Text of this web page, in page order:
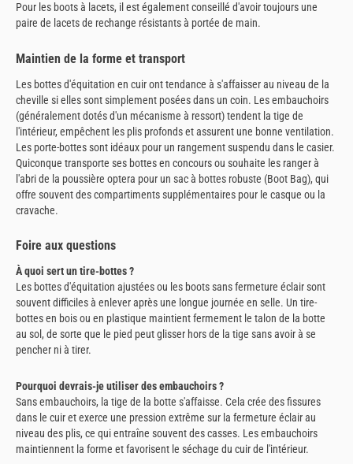
Pour les boots à lacets, il est également conseillé d'avoir toujours une
paire de lacets de rechange résistants à portée de main.
Maintien de la forme et transport
Les bottes d'équitation en cuir ont tendance à s'affaisser au niveau de la
cheville si elles sont simplement posées dans un coin. Les embauchoirs
(généralement dotés d'un mécanisme à ressort) tendent la tige de
l'intérieur, empêchent les plis profonds et assurent une bonne ventilation.
Les porte-bottes sont idéaux pour un rangement suspendu dans le casier.
Quiconque transporte ses bottes en concours ou souhaite les ranger à
l'abri de la poussière optera pour un sac à bottes robuste (Boot Bag), qui
offre souvent des compartiments supplémentaires pour le casque ou la
cravache.
Foire aux questions
À quoi sert un tire-bottes ?
Les bottes d'équitation ajustées ou les boots sans fermeture éclair sont
souvent difficiles à enlever après une longue journée en selle. Un tire-
bottes en bois ou en plastique maintient fermement le talon de la botte
au sol, de sorte que le pied peut glisser hors de la tige sans avoir à se
pencher ni à tirer.
Pourquoi devrais-je utiliser des embauchoirs ?
Sans embauchoirs, la tige de la botte s'affaisse. Cela crée des fissures
dans le cuir et exerce une pression extrême sur la fermeture éclair au
niveau des plis, ce qui entraîne souvent des casses. Les embauchoirs
maintiennent la forme et favorisent le séchage du cuir de l'intérieur.